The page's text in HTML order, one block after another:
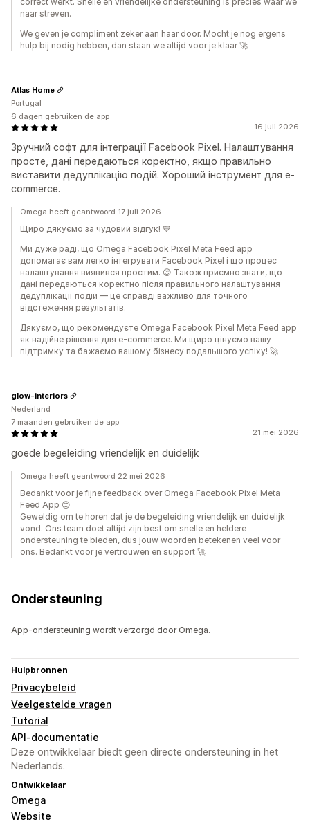
naar streven.
We geven je compliment zeker aan haar door. Mocht je nog ergens
hulp bij nodig hebben, dan staan we altijd voor je klaar 🚀
16 juli 2026
Зручний софт для інтеграції Facebook Pixel. Налаштування
просте, дані передаються коректно, якщо правильно
виставити дедуплікацію подій. Хороший інструмент для e-
commerce.
Atlas Home
Portugal
6 dagen gebruiken de app
Omega heeft geantwoord 17 juli 2026
Щиро дякуємо за чудовий відгук! 💙
Ми дуже раді, що Omega Facebook Pixel Meta Feed app
допомагає вам легко інтегрувати Facebook Pixel і що процес
налаштування виявився простим. 😊 Також приємно знати, що
дані передаються коректно після правильного налаштування
дедуплікації подій — це справді важливо для точного
відстеження результатів.
Дякуємо, що рекомендуєте Omega Facebook Pixel Meta Feed app
як надійне рішення для e-commerce. Ми щиро цінуємо вашу
підтримку та бажаємо вашому бізнесу подальшого успіху! 🚀
21 mei 2026
goede begeleiding vriendelijk en duidelijk
glow-interiors
Nederland
7 maanden gebruiken de app
Omega heeft geantwoord 22 mei 2026
Bedankt voor je fijne feedback over Omega Facebook Pixel Meta
Feed App 😊
Geweldig om te horen dat je de begeleiding vriendelijk en duidelijk
vond. Ons team doet altijd zijn best om snelle en heldere
ondersteuning te bieden, dus jouw woorden betekenen veel voor
ons. Bedankt voor je vertrouwen en support 🚀
Ondersteuning
App-ondersteuning wordt verzorgd door Omega.
Hulpbronnen
Privacybeleid
Veelgestelde vragen
Tutorial
API-documentatie
Deze ontwikkelaar biedt geen directe ondersteuning in het
Nederlands.
Ontwikkelaar
Omega
Website